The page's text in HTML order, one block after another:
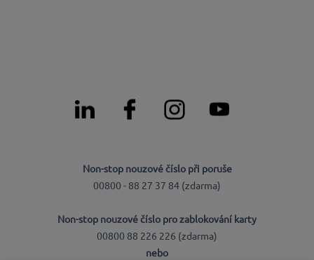
Non-stop nouzové číslo při poruše
00800 - 88 27 37 84 (zdarma)
Non-stop nouzové číslo pro zablokování karty
00800 88 226 226 (zdarma)
nebo